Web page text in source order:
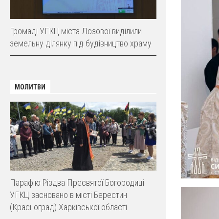
Громаді УГКЦ міста Лозової виділили
земельну ділянку під будівництво храму
МОЛИТВИ
Парафію Різдва Пресвятої Богородиці
УГКЦ засновано в місті Берестин
(Красноград) Харківської області